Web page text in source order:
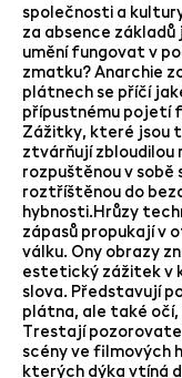
společnosti a
za absence
umění fungovat v
zmatku? Anarchie
plátnech se příčí
přípustnému pojetí
Zážitky, které jsou
ztvárňují zbloudilou
rozpuštěnou v sobě
roztříštěnou do
hybnosti.Hrůzy
zápasů propukají v
válku. Ony obrazy
estetický zážitek v
slova. Představují
plátna, ale také
Trestají
scény ve filmových
kterých dýka vtíná